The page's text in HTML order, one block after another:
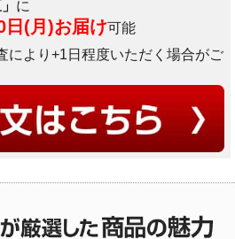
に
日(月)お届け可能
により+1日程度いただく場合がご